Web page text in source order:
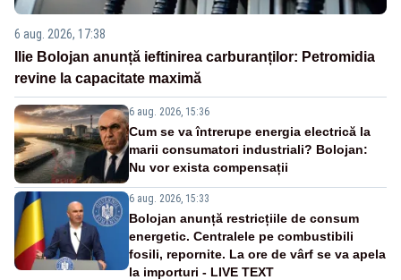
6 aug. 2026, 17:38
Ilie Bolojan anunță ieftinirea carburanților: Petromidia
revine la capacitate maximă
6 aug. 2026, 15:36
Cum se va întrerupe energia electrică la
marii consumatori industriali? Bolojan:
Nu vor exista compensații
6 aug. 2026, 15:33
Bolojan anunță restricțiile de consum
energetic. Centralele pe combustibili
fosili, repornite. La ore de vârf se va apela
la importuri - LIVE TEXT